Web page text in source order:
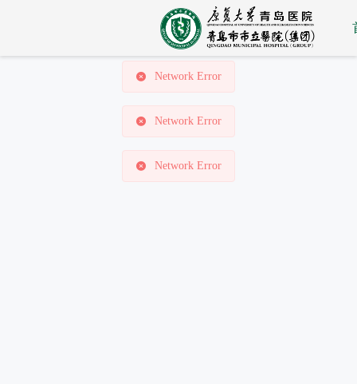
Network Error
Network Error
Network Error
Network Error